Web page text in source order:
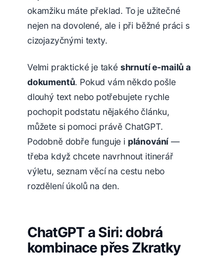
okamžiku máte překlad. To je užitečné
nejen na dovolené, ale i při běžné práci s
cizojazyčnými texty.
Velmi praktické je také shrnutí e-mailů a
dokumentů. Pokud vám někdo pošle
dlouhý text nebo potřebujete rychle
pochopit podstatu nějakého článku,
můžete si pomoci právě ChatGPT.
Podobně dobře funguje i plánování —
třeba když chcete navrhnout itinerář
výletu, seznam věcí na cestu nebo
rozdělení úkolů na den.
ChatGPT a Siri: dobrá
kombinace přes Zkratky